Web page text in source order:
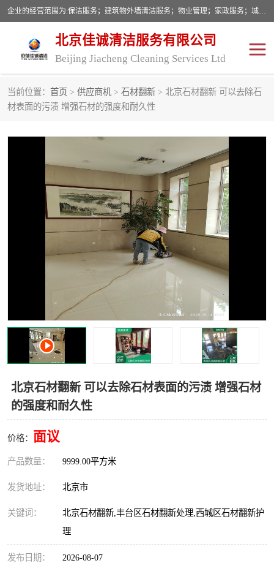
企业的经营范围为:保洁服务；建筑物外墙清洁服务；物业管理；家政服务；城市园林绿化；劳务分包；技术开发、技术转让、技术服务；销售保洁设备、卫生用品、化工产品（不含危险化学品及一类易制毒化学品）、日用品、办公设备、建筑材料、装饰材料；图文设计；清洁服务（不含餐具消毒）；中央空调维修；工程设计；施工总承包；专业承包。
北京佳诚清洁服务有限公司
Beijing Jiacheng Cleaning Services Ltd
当前位置： 首页 > 供应商机 > 石材翻新 > 北京石材翻新 可以去除石
材表面的污渍 增强石材的强度和耐久性
北京石材翻新 可以去除石材表面的污渍 增强石材
的强度和耐久性
价格： 面议
产品数量： 9999.00平方米
发货地址： 北京市
关键词：
北京石材翻新,丰台区石材翻新处理,西城区石材翻新护
理
发布日期： 2026-08-07
外墙清洗 开荒保洁
开荒保洁 保洁服务
石材翻新 建筑物外墙维修